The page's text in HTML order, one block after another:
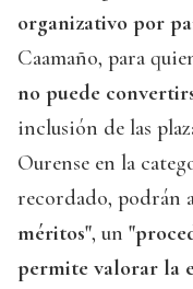
organizativo por
Caamaño, para
no puede
inclusión de las
Ourense en la
recordado, podrán
méritos", un
permite valorar la